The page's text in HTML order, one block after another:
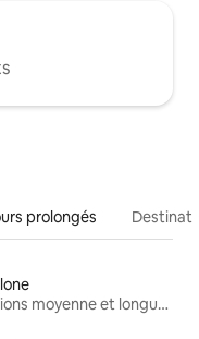
prolongés
Locations moyenne et longue durée